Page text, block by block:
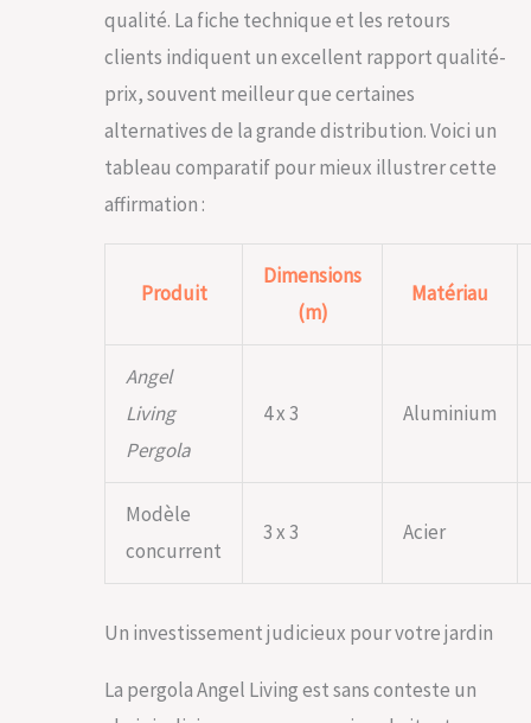
qualité. La fiche technique et les retours
clients indiquent un excellent rapport qualité-
prix, souvent meilleur que certaines
alternatives de la grande distribution. Voici un
tableau comparatif pour mieux illustrer cette
affirmation :
Produit
Dimensions
(m)
Matériau
Angel
Living
Pergola
4 x 3 Aluminium
Modèle
concurrent
3 x 3 Acier
Un investissement judicieux pour votre jardin
La pergola Angel Living est sans conteste un